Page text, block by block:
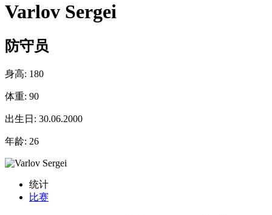
Varlov Sergei
防守员
身高: 180
体重: 90
出生日: 30.06.2000
年龄: 26
统计
比赛